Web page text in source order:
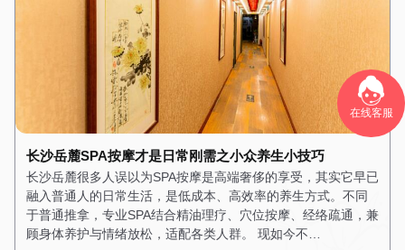
在线客服
长沙岳麓SPA按摩才是日常刚需之小众养生小技巧
长沙岳麓很多人误以为SPA按摩是高端奢侈的享受，其实它早已
融入普通人的日常生活，是低成本、高效率的养生方式。不同
于普通推拿，专业SPA结合精油理疗、穴位按摩、经络疏通，兼
顾身体养护与情绪放松，适配各类人群。 现如今不…